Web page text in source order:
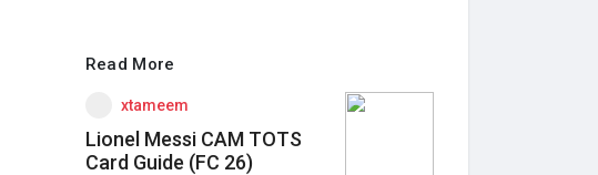
Read More
xtameem
Lionel Messi CAM TOTS
Card Guide (FC 26)